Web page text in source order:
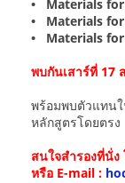
• Materials for
• Materials
• Materials
พบกันเสาร์ที่ 17
พร้อมพบตัวแทนใ
หลักสูตรโดยตรง
สนใจสำรองที่นั่ง
หรือ E-mail :